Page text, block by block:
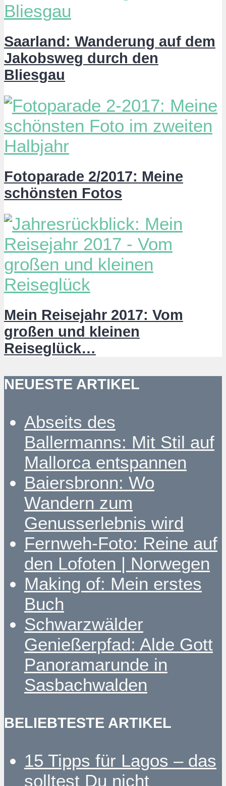
Saarland: Wanderung auf dem
Jakobsweg durch den
Bliesgau
Fotoparade 2/2017: Meine
schönsten Fotos
Mein Reisejahr 2017: Vom
großen und kleinen
Reiseglück…
NEUESTE ARTIKEL
Abseits des
Ballermanns: Mit Stil auf
Mallorca entspannen
Baiersbronn: Wo
Wandern zum
Genusserlebnis wird
Fernweh-Foto: Reine auf
den Lofoten | Norwegen
Making of: Mein erstes
Buch
Schwarzwälder
Genießerpfad: Alde Gott
Panoramarunde in
Sasbachwalden
BELIEBTESTE ARTIKEL
15 Tipps für Lagos – das
solltest Du nicht